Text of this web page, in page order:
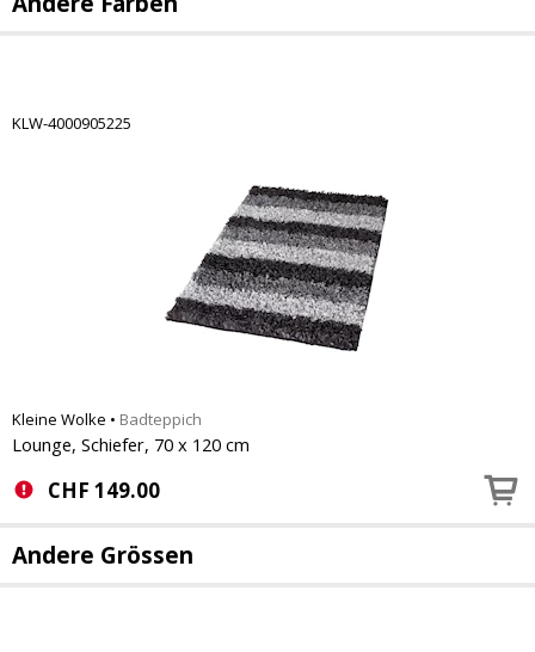
KLW-4000905225
Kleine Wolke • Badteppich
Lounge, Schiefer, 70 x 120 cm
CHF 149.00
Andere Grössen